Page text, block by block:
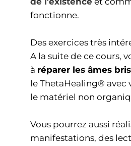
fonctionne.
Des exercices très
A la suite de ce cours,
à réparer les âmes
le ThetaHealing® avec
le matériel non
Vous pourrez aussi
manifestations, des